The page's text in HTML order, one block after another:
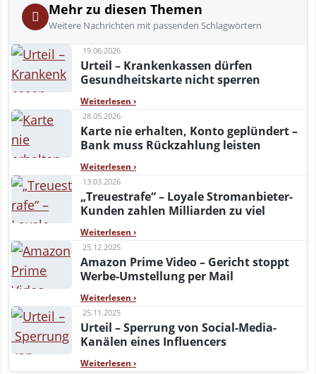
Mehr zu diesen Themen
Weitere Nachrichten mit passenden Schlagwörtern
19.06.2026
Urteil – Krankenkassen dürfen
Gesundheitskarte nicht sperren
Weiterlesen ›
28.05.2026
Karte nie erhalten, Konto geplündert –
Bank muss Rückzahlung leisten
Weiterlesen ›
13.03.2026
„Treuestrafe“ – Loyale Stromanbieter-
Kunden zahlen Milliarden zu viel
Weiterlesen ›
25.12.2025
Amazon Prime Video – Gericht stoppt
Werbe-Umstellung per Mail
Weiterlesen ›
25.11.2025
Urteil – Sperrung von Social-Media-
Kanälen eines Influencers
Weiterlesen ›